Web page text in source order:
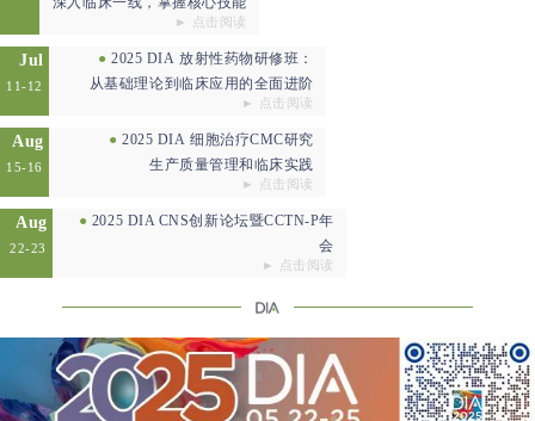
► 点击阅读
Jul
11-12
●2025 DIA放射性药物研修班：
从基础理论到临床应用的全面进阶
► 点击阅读
Aug
15-16
●2025 DIA细胞治疗CMC研究
生产质量管理和临床实践
► 点击阅读
Aug
22-23
● 2025 DIA CNS创新论坛暨CCTN-P年
会
► 点击阅读